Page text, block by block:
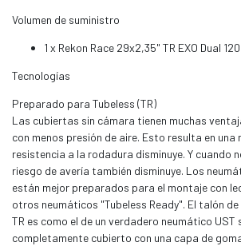
Volumen de suministro
1 x Rekon Race 29x2,35" TR EXO Dual
Tecnologías
Preparado para Tubeless (TR)
Las cubiertas sin cámara tienen muchas
con menos presión de aire. Esto resulta en una
resistencia a la rodadura disminuye. Y cuando
riesgo de avería también disminuye. Los
están mejor preparados para el montaje con
otros neumáticos "Tubeless Ready". El talón
TR es como el de un verdadero neumático UST
completamente cubierto con una capa de